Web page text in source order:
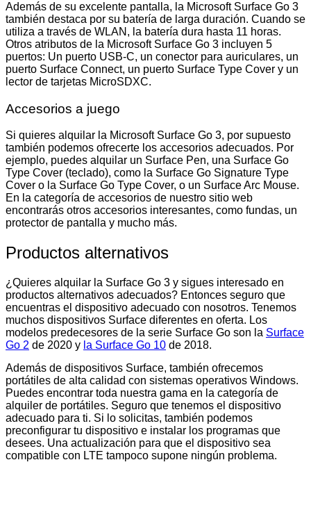
Además de su excelente pantalla, la Microsoft Surface Go 3
también destaca por su batería de larga duración. Cuando se
utiliza a través de WLAN, la batería dura hasta 11 horas.
Otros atributos de la Microsoft Surface Go 3 incluyen 5
puertos: Un puerto USB-C, un conector para auriculares, un
puerto Surface Connect, un puerto Surface Type Cover y un
lector de tarjetas MicroSDXC.
Accesorios a juego
Si quieres alquilar la Microsoft Surface Go 3, por supuesto
también podemos ofrecerte los accesorios adecuados. Por
ejemplo, puedes alquilar un Surface Pen, una Surface Go
Type Cover (teclado), como la Surface Go Signature Type
Cover o la Surface Go Type Cover, o un Surface Arc Mouse.
En la categoría de accesorios de nuestro sitio web
encontrarás otros accesorios interesantes, como fundas, un
protector de pantalla y mucho más.
Productos alternativos
¿Quieres alquilar la Surface Go 3 y sigues interesado en
productos alternativos adecuados? Entonces seguro que
encuentras el dispositivo adecuado con nosotros. Tenemos
muchos dispositivos Surface diferentes en oferta. Los
modelos predecesores de la serie Surface Go son la Surface
Go 2 de 2020 y la Surface Go 10 de 2018.
Además de dispositivos Surface, también ofrecemos
portátiles de alta calidad con sistemas operativos Windows.
Puedes encontrar toda nuestra gama en la categoría de
alquiler de portátiles. Seguro que tenemos el dispositivo
adecuado para ti. Si lo solicitas, también podemos
preconfigurar tu dispositivo e instalar los programas que
desees. Una actualización para que el dispositivo sea
compatible con LTE tampoco supone ningún problema.